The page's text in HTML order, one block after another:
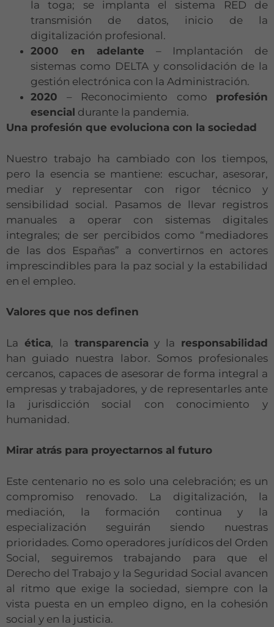
la toga; se implanta el sistema RED de
transmisión de datos, inicio de la
digitalización profesional.
2000 en adelante – Implantación de
sistemas como DELTA y consolidación de la
gestión electrónica con la Administración.
2020 – Reconocimiento como profesión
esencial durante la pandemia.
Una profesión que evoluciona con la sociedad
Nuestro trabajo ha cambiado con los tiempos,
pero la esencia se mantiene: escuchar, asesorar,
mediar y representar con rigor técnico y
sensibilidad social. Pasamos de llevar registros
manuales a operar con sistemas digitales
integrales; de ser percibidos como “mediadores
de las dos Españas” a convertirnos en actores
imprescindibles para la paz social y la estabilidad
en el empleo.
Valores que nos definen
La ética, la transparencia y la responsabilidad
han guiado nuestra labor. Somos profesionales
cercanos, capaces de asesorar de forma integral a
empresas y trabajadores, y de representarles ante
la jurisdicción social con conocimiento y
humanidad.
Mirar atrás para proyectarnos al futuro
Este centenario no es solo una celebración; es un
compromiso renovado. La digitalización, la
mediación, la formación continua y la
especialización seguirán siendo nuestras
prioridades. Como operadores jurídicos del Orden
Social, seguiremos trabajando para que el
Derecho del Trabajo y la Seguridad Social avancen
al ritmo que exige la sociedad, siempre con la
vista puesta en un empleo digno, en la cohesión
social y en la justicia.
Necesarias
Estas
cookies no